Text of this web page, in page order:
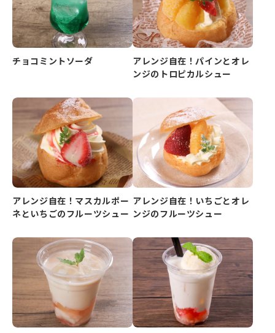
チョコミントソーダ
アレンジ自在！パインとオレ
ンジのトロピカルシュー
アレンジ自在！マスカルポー
ネといちごのフルーツシュー
アレンジ自在！いちごとオレ
ンジのフルーツシュー